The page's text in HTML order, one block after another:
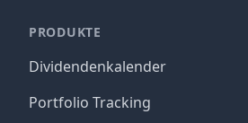
PRODUKTE
Dividendenkalender
Portfolio Tracking